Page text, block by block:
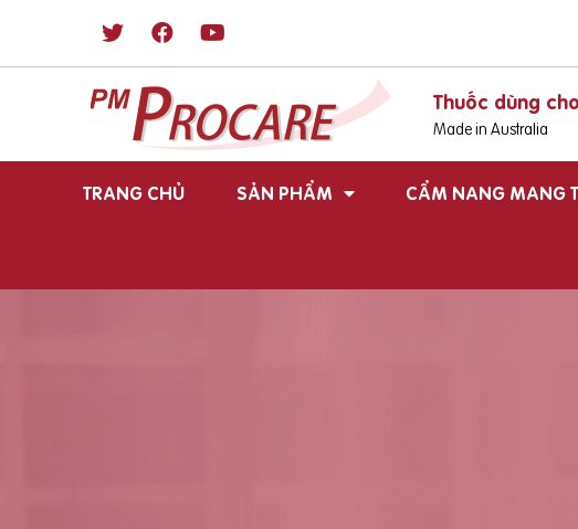
Thuốc dùng
Made in Australia
TRANG CHỦ SẢN PHẨM CẨM NANG MANG